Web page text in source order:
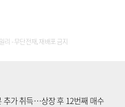
- 무단전재, 재배포 금지
추가 취득…상장 후 12번째 매수